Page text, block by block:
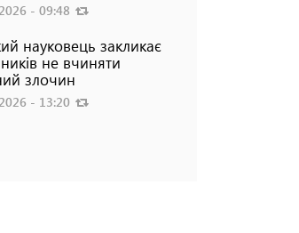
- 09:48
науковець закликає
не вчиняти
злочин
- 13:20